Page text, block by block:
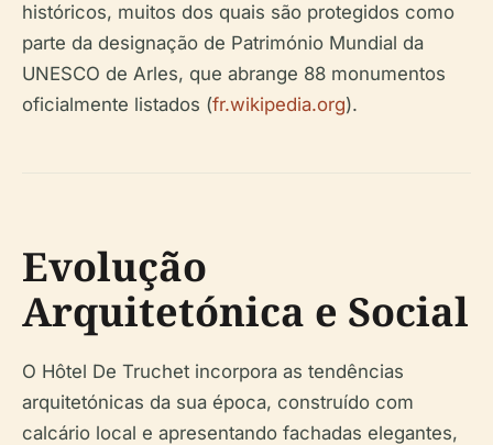
históricos, muitos dos quais são protegidos como
parte da designação de Património Mundial da
UNESCO de Arles, que abrange 88 monumentos
oficialmente listados (fr.wikipedia.org).
Evolução
Arquitetónica e Social
O Hôtel De Truchet incorpora as tendências
arquitetónicas da sua época, construído com
calcário local e apresentando fachadas elegantes,